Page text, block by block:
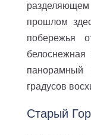
прошлом
побережья
панорамный
градусов
Старый